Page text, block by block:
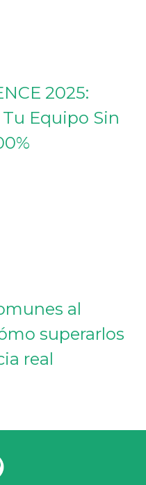
2025:
Equipo Sin
al
superarlos
real